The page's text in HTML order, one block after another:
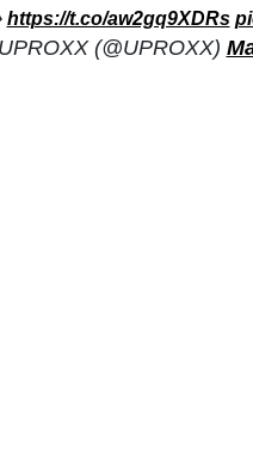
https://t.co/aw2gq9XDRs
(@UPROXX)